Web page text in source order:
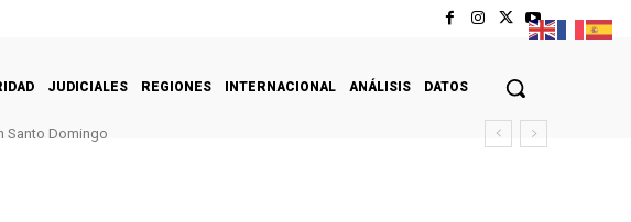
JUDICIALES REGIONES INTERNACIONAL ANÁLISIS DATOS
Santo Domingo